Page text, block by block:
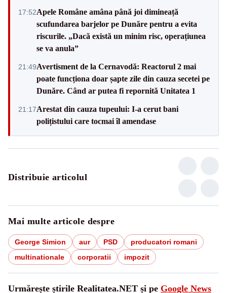
17:52Apele Române amâna până joi dimineață
scufundarea barjelor pe Dunăre pentru a evita
riscurile. „Dacă există un minim risc, operațiunea
se va anula”
21:49Avertisment de la Cernavodă: Reactorul 2 mai
poate funcționa doar șapte zile din cauza secetei pe
Dunăre. Când ar putea fi repornită Unitatea 1
21:17Arestat din cauza tupeului: I-a cerut bani
polițistului care tocmai îl amendase
Distribuie articolul
Mai multe articole despre
George Simion aur PSD
producatori romani
multinationale
corporatii impozit
Urmărește știrile Realitatea.NET și pe Google News